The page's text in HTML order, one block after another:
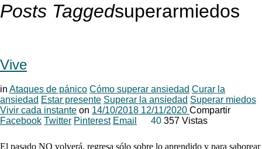
Posts Taggedsuperarmiedos
Vive
in Ataques de pánico Cómo superar ansiedad Curar la
ansiedad Estar presente Superar la ansiedad Superar miedos
Vivir cada instante on 14/10/2018 12/11/2020 Compartir
Facebook Twitter Pinterest Email 40 357 Vistas
El pasado NO volverá, regresa sólo sobre lo aprendido y para saborear